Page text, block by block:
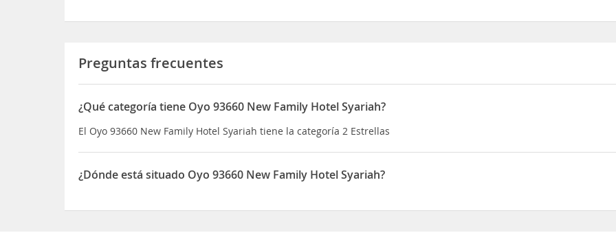
Preguntas frecuentes
¿Qué categoría tiene Oyo 93660 New Family Hotel Syariah?
El Oyo 93660 New Family Hotel Syariah tiene la categoría 2 Estrellas
¿Dónde está situado Oyo 93660 New Family Hotel Syariah?